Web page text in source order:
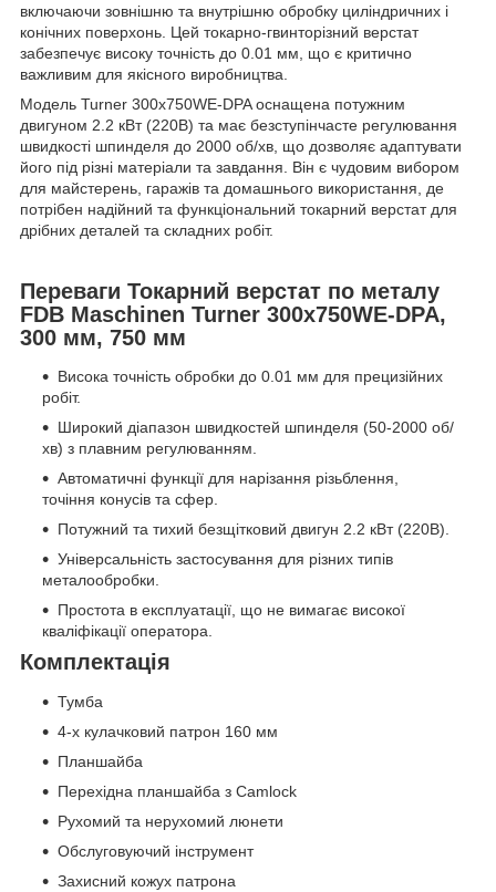
включаючи зовнішню та внутрішню обробку циліндричних і
конічних поверхонь. Цей токарно-гвинторізний верстат
забезпечує високу точність до 0.01 мм, що є критично
важливим для якісного виробництва.
Модель Turner 300x750WE-DPA оснащена потужним
двигуном 2.2 кВт (220В) та має безступінчасте регулювання
швидкості шпинделя до 2000 об/хв, що дозволяє адаптувати
його під різні матеріали та завдання. Він є чудовим вибором
для майстерень, гаражів та домашнього використання, де
потрібен надійний та функціональний токарний верстат для
дрібних деталей та складних робіт.
Переваги Токарний верстат по металу
FDB Maschinen Turner 300x750WE-DPA,
300 мм, 750 мм
Висока точність обробки до 0.01 мм для прецизійних
робіт.
Широкий діапазон швидкостей шпинделя (50-2000 об/
хв) з плавним регулюванням.
Автоматичні функції для нарізання різьблення,
точіння конусів та сфер.
Потужний та тихий безщітковий двигун 2.2 кВт (220В).
Універсальність застосування для різних типів
металообробки.
Простота в експлуатації, що не вимагає високої
кваліфікації оператора.
Комплектація
Тумба
4-х кулачковий патрон 160 мм
Планшайба
Перехідна планшайба з Camlock
Рухомий та нерухомий люнети
Обслуговуючий інструмент
Захисний кожух патрона